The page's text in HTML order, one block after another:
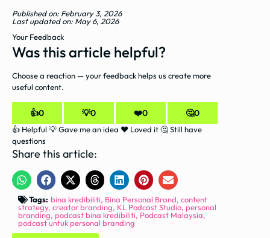
Published on: February 3, 2026
Last updated on: May 6, 2026
Your Feedback
Was this article helpful?
Choose a reaction — your feedback helps us create more
useful content.
👍0 💡0 ❤️0 🤔0
👍 Helpful 💡 Gave me an idea ❤️ Loved it🤔 Still have
questions
Share this article:
Tags: bina kredibiliti, Bina Personal Brand, content
strategy, creator branding, KL Podcast Studio, personal
branding, podcast bina kredibiliti, Podcast Malaysia,
podcast untuk personal branding